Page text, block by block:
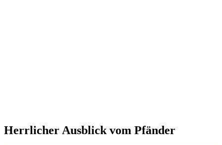
Herrlicher Ausblick vom Pfänder